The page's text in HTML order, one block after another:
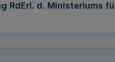
d. Ministeriums